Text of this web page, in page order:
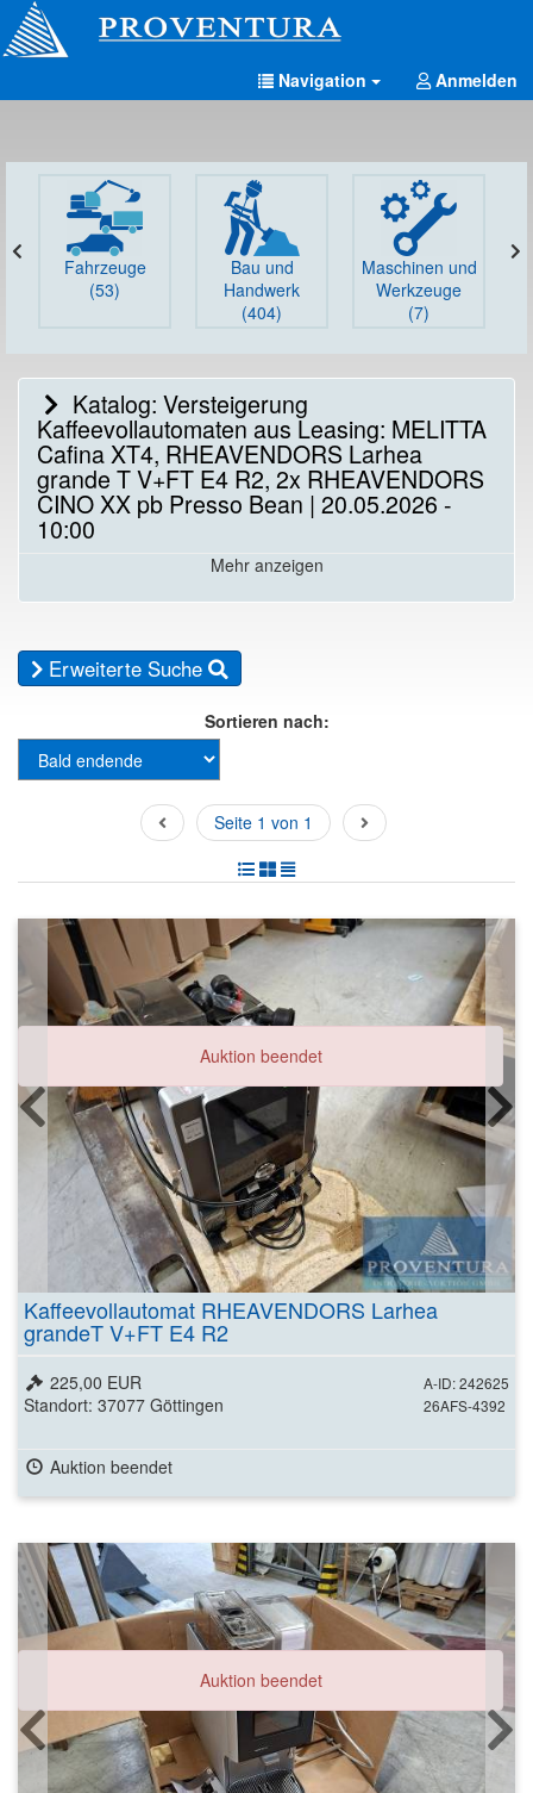
Navigation Anmelden
Fahrzeuge
(53)
Bau und
Handwerk
(404)
Maschinen und
Werkzeuge
(7)
Katalog: Versteigerung
Kaffeevollautomaten aus Leasing: MELITTA
Cafina XT4, RHEAVENDORS Larhea
grande T V+FT E4 R2, 2x RHEAVENDORS
CINO XX pb Presso Bean | 20.05.2026 -
10:00
Mehr anzeigen
Erweiterte Suche
Sortieren nach:
Seite 1 von 1
Auktion beendet
Kaffeevollautomat RHEAVENDORS Larhea
grandeT V+FT E4 R2
A-ID: 242625
26AFS-4392
225,00 EUR
Standort: 37077 Göttingen
Auktion beendet
Auktion beendet